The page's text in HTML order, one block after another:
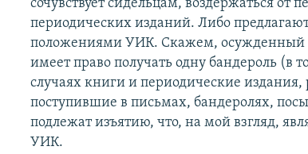
сочувствует сидельцам, воздержаться
периодических изданий. Либо
положениями УИК. Скажем,
имеет право получать одну бандероль (в
случаях книги и периодические издания,
поступившие в письмах, бандеролях,
подлежат изъятию, что, на мой взгляд,
УИК.